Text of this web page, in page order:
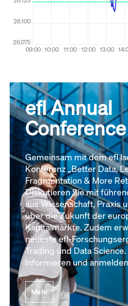
efl Annual
Gemeinsam mit dem efl
Konferenz „Better Data,
Fragmentation & More
Diskutieren Sie mit
aus Wissenschaft, Praxis
über die Zukunft der
Kapitalmärkte. Zudem
neueste efl-
Trading und Data
informieren und
Mehr